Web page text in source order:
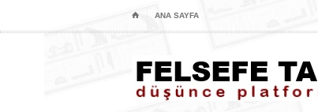
⌂ ANA SAYFA